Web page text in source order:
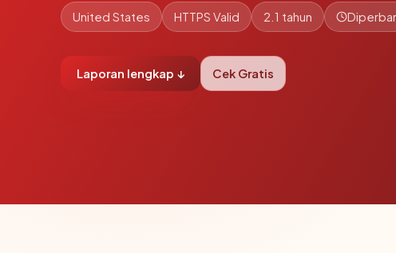
United States HTTPS Valid 2.1 tahun
Laporan lengkap ↓ Cek Gratis